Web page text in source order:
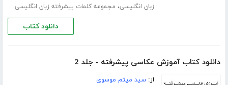
زبان انگلیسی، مجموعه کلمات پیشرفته زبان انگلیسی
دانلود کتاب
دانلود کتاب آموزش عکاسی پیشرفته - جلد 2
از:سید میثم موسوی